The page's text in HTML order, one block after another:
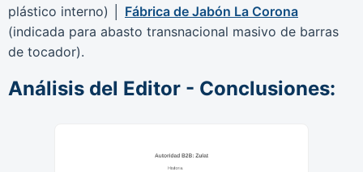
plástico interno) │ Fábrica de Jabón La Corona
(indicada para abasto transnacional masivo de barras
de tocador).
Análisis del Editor - Conclusiones: